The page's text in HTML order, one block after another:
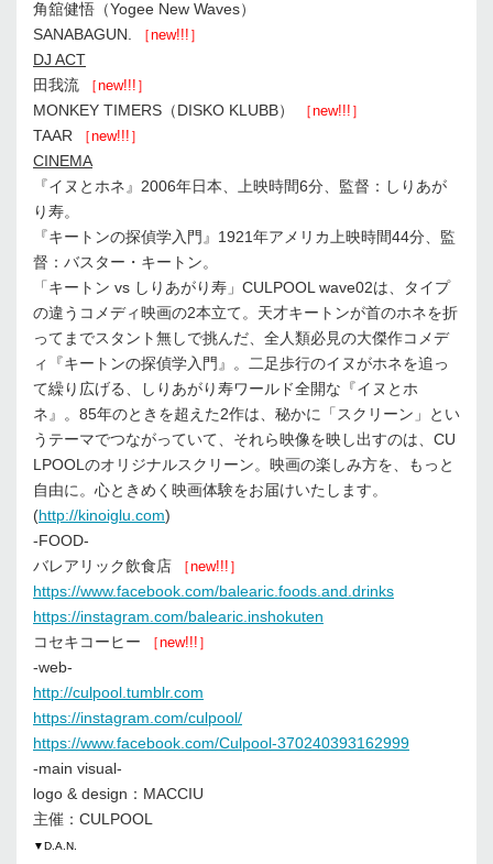
角舘健悟（Yogee New Waves）
SANABAGUN.
［new!!!］
DJ ACT
田我流
［new!!!］
MONKEY TIMERS（DISKO KLUBB） ［new!!!］
TAAR ［new!!!］
CINEMA
『イヌとホネ』2006年日本、上映時間6分、監督：しりあが
り寿。
『キートンの探偵学入門』1921年アメリカ上映時間44分、監
督：バスター・キートン。
「キートン vs しりあがり寿」CULPOOL wave02は、タイプ
の違うコメディ映画の2本立て。天才キートンが首のホネを折
ってまでスタント無しで挑んだ、全人類必見の大傑作コメデ
ィ『キートンの探偵学入門』。二足歩行のイヌがホネを追っ
て繰り広げる、しりあがり寿ワールド全開な『イヌとホ
ネ』。85年のときを超えた2作は、秘かに「スクリーン」とい
うテーマでつながっていて、それら映像を映し出すのは、CU
LPOOLのオリジナルスクリーン。映画の楽しみ方を、もっと
自由に。心ときめく映画体験をお届けいたします。
(http://kinoiglu.com)
-FOOD-
バレアリック飲食店
［new!!!］
https://www.facebook.com/balearic.foods.and.drinks
https://instagram.com/balearic.inshokuten
コセキコーヒー
［new!!!］
-web-
http://culpool.tumblr.com
https://instagram.com/culpool/
https://www.facebook.com/Culpool-370240393162999
-main visual-
logo & design：MACCIU
主催：CULPOOL
▼D.A.N.